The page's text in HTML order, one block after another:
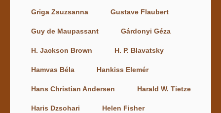
Griga Zsuzsanna Gustave Flaubert
Guy de Maupassant Gárdonyi Géza
H. Jackson Brown H. P. Blavatsky
Hamvas Béla Hankiss Elemér
Hans Christian Andersen Harald W. Tietze
Haris Dzsohari Helen Fisher